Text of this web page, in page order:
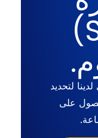
(SCADA)
لتحديد
على